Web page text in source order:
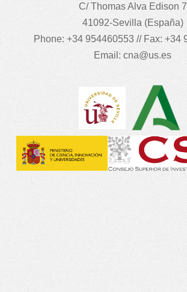
C/ Thomas Alva Edison 7
41092-Sevilla (España)
Phone: +34 954460553 // Fax: +34
Email: cna@us.es